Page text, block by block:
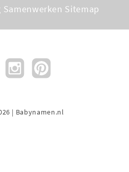
Samenwerken Sitemap
| Babynamen.nl